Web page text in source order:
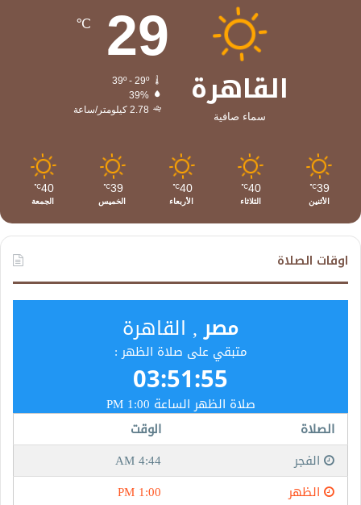
القاهرة
سماء صافية
29
℃
39º - 29º
39%
2.78 كيلومتر/ساعة
39
℃
الأثنين
40
℃
الثلاثاء
40
℃
الأربعاء
39
℃
الخميس
40
℃
الجمعة
اوقات الصلاة